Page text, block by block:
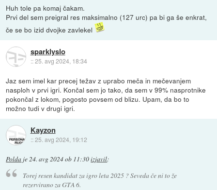
Huh tole pa komaj čakam.
Prvi del sem preigral res maksimalno (127 urc) pa bi ga še enkrat,
če se bo izid dvojke zavlekel
sparklyslo
::25. avg 2024, 18:34
Jaz sem imel kar precej težav z uprabo meča in mečevanjem
nasploh v prvi igri. Končal sem jo tako, da sem v 99% nasprotnike
pokončal z lokom, pogosto povsem od blizu. Upam, da bo to
možno tudi v drugi igri.
Kayzon
::25. avg 2024, 19:12
Polda je24. avg 2024 ob 11:30izjavil:
Torej resen kandidat za igro leta 2025 ? Seveda če ni to že
rezervirano za GTA 6.